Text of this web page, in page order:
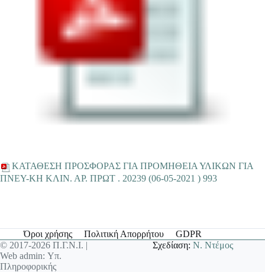
ΚΑΤΑΘΕΣΗ ΠΡΟΣΦΟΡΑΣ ΓΙΑ ΠΡΟΜΗΘΕΙΑ ΥΛΙΚΩΝ ΓΙΑ
ΠΝΕΥ-ΚΗ ΚΛΙΝ. ΑΡ. ΠΡΩΤ . 20239 (06-05-2021 ) 993
Όροι χρήσης Πολιτική Απορρήτου
GDPR
© 2017-2026 Π.Γ.Ν.Ι. |
Web admin: Υπ.
Πληροφορικής
Σχεδίαση:Ν. Ντέμος